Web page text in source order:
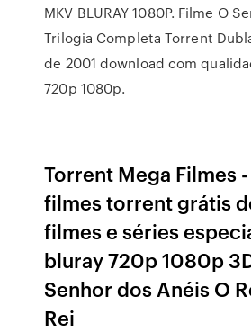
MKV BLURAY 1080P. Filme O
Trilogia Completa Torrent
de 2001 download com
720p 1080p.
Torrent Mega Filmes
filmes torrent grátis
filmes e séries
bluray 720p 1080p
Senhor dos Anéis O
Rei